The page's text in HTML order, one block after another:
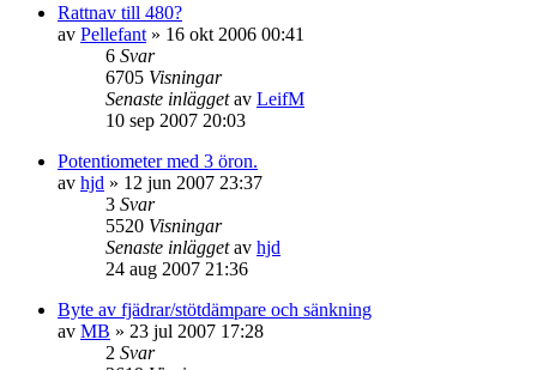
Rattnav till 480?
av Pellefant » 16 okt 2006 00:41
6 Svar
6705 Visningar
Senaste inläggetav LeifM
10 sep 2007 20:03
Potentiometer med 3 öron.
av hjd » 12 jun 2007 23:37
3 Svar
5520 Visningar
Senaste inläggetav hjd
24 aug 2007 21:36
Byte av fjädrar/stötdämpare och sänkning
av MB » 23 jul 2007 17:28
2 Svar